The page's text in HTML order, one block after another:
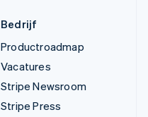
Bedrijf
Productroadmap
Vacatures
Stripe Newsroom
Stripe Press